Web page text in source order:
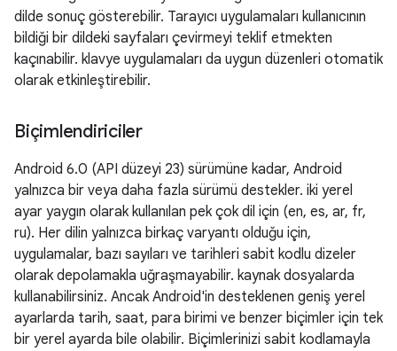
dilde sonuç gösterebilir. Tarayıcı uygulamaları kullanıcının
bildiği bir dildeki sayfaları çevirmeyi teklif etmekten
kaçınabilir. klavye uygulamaları da uygun düzenleri otomatik
olarak etkinleştirebilir.
Biçimlendiriciler
Android 6.0 (API düzeyi 23) sürümüne kadar, Android
yalnızca bir veya daha fazla sürümü destekler. iki yerel
ayar yaygın olarak kullanılan pek çok dil için (en, es, ar, fr,
ru). Her dilin yalnızca birkaç varyantı olduğu için,
uygulamalar, bazı sayıları ve tarihleri sabit kodlu dizeler
olarak depolamakla uğraşmayabilir. kaynak dosyalarda
kullanabilirsiniz. Ancak Android'in desteklenen geniş yerel
ayarlarda tarih, saat, para birimi ve benzer biçimler için tek
bir yerel ayarda bile olabilir. Biçimlerinizi sabit kodlamayla